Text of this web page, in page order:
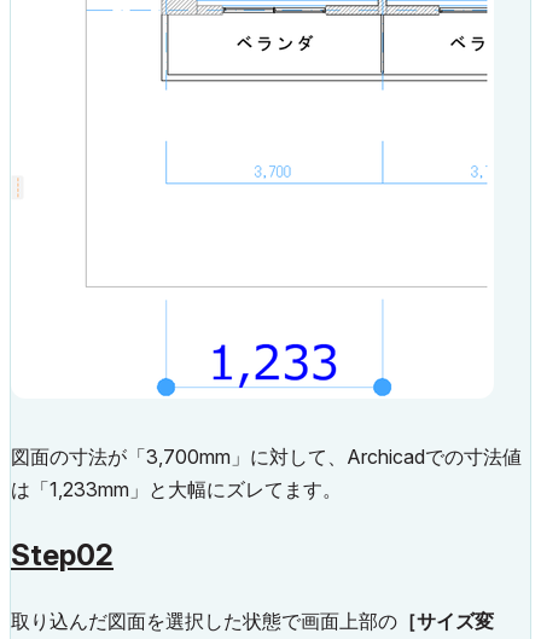
図面の寸法が「3,700mm」に対して、Archicadでの寸法値
は「1,233mm」と大幅にズレてます。
Step02
取り込んだ図面を選択した状態で画面上部の ［サイズ変